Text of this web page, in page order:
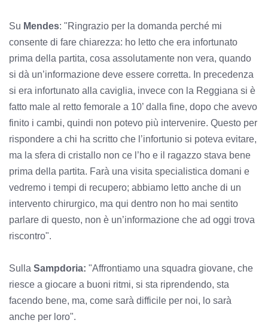
Su Mendes: "Ringrazio per la domanda perché mi
consente di fare chiarezza: ho letto che era infortunato
prima della partita, cosa assolutamente non vera, quando
si dà un’informazione deve essere corretta. In precedenza
si era infortunato alla caviglia, invece con la Reggiana si è
fatto male al retto femorale a 10’ dalla fine, dopo che avevo
finito i cambi, quindi non potevo più intervenire. Questo per
rispondere a chi ha scritto che l’infortunio si poteva evitare,
ma la sfera di cristallo non ce l’ho e il ragazzo stava bene
prima della partita. Farà una visita specialistica domani e
vedremo i tempi di recupero; abbiamo letto anche di un
intervento chirurgico, ma qui dentro non ho mai sentito
parlare di questo, non è un’informazione che ad oggi trova
riscontro".
Sulla Sampdoria: "Affrontiamo una squadra giovane, che
riesce a giocare a buoni ritmi, si sta riprendendo, sta
facendo bene, ma, come sarà difficile per noi, lo sarà
anche per loro".